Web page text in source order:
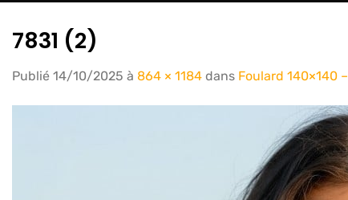
7831 (2)
Publié 14/10/2025 à 864 × 1184 dans Foulard 140×140